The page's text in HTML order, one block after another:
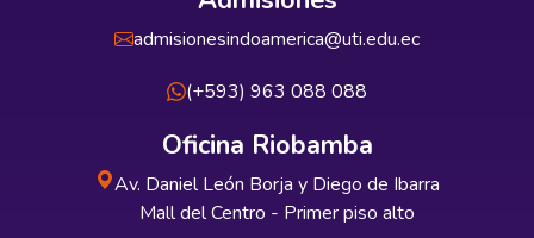
admisionesindoamerica@uti.edu.ec
(+593) 963 088 088
Oficina Riobamba
Av. Daniel León Borja y Diego de Ibarra
Mall del Centro - Primer piso alto